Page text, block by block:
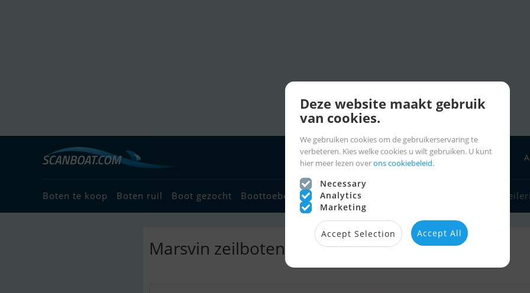
Boten te koop Boten ruil Boot gezocht Boottoebehoren Bootverkopers
Marsvin zeilboten | advertenties
Deze website maakt gebruik
van cookies.
We gebruiken cookies om de gebruikerservaring te
verbeteren. Kies welke cookies u wilt gebruiken. U kunt
hier meer lezen overons cookiebeleid.
Necessary
Analytics
Marketing
Accept Selection Accept All